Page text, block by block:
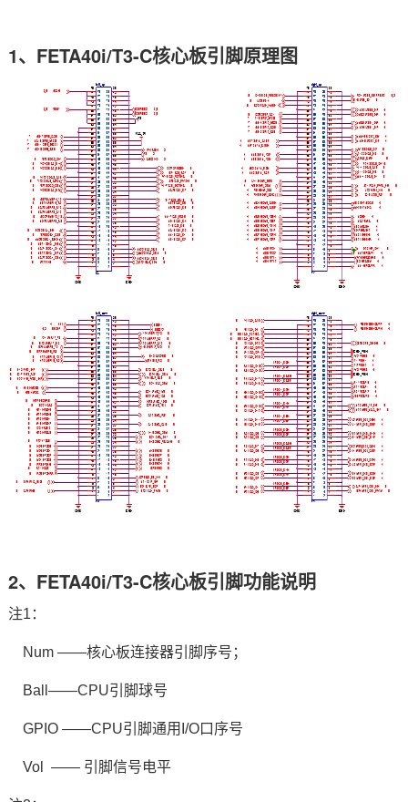
1、FETA40i/T3-C核心板引脚原理图
2、FETA40i/T3-C核心板引脚功能说明
注1：
Num ——核心板连接器引脚序号；
Ball——CPU引脚球号
GPIO——CPU引脚通用I/O口序号
Vol —— 引脚信号电平